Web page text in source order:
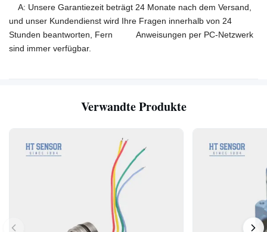
A: Unsere Garantiezeit beträgt 24 Monate nach dem Versand,
und unser Kundendienst wird Ihre Fragen innerhalb von 24
Stunden beantworten, Fern Anweisungen per PC-Netzwerk
sind immer verfügbar.
Verwandte Produkte